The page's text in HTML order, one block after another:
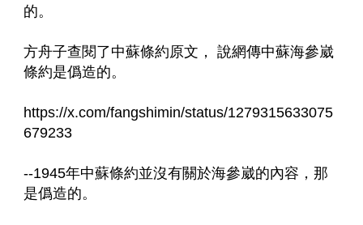
的。
方舟子查閱了中蘇條約原文， 說網傳中蘇海參崴
條約是僞造的。
https://x.com/fangshimin/status/1279315633075
679233
--1945年中蘇條約並沒有關於海參崴的內容，那
是僞造的。